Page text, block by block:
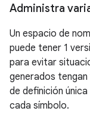
Administra
Un espacio de
puede tener 1
para evitar
generados tengan
de definición
cada símbolo.